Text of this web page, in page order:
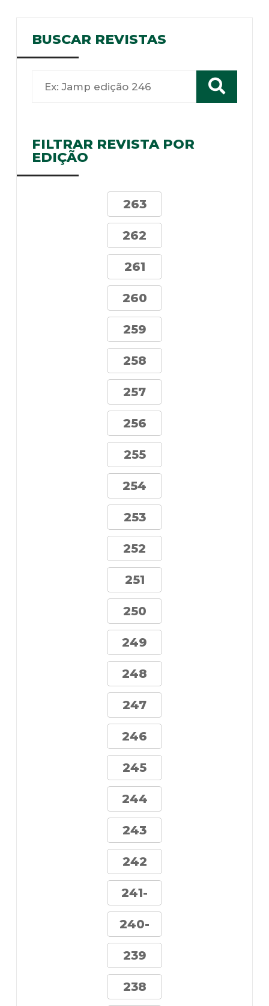
BUSCAR REVISTAS
FILTRAR REVISTA POR
EDIÇÃO
263
262
261
260
259
258
257
256
255
254
253
252
251
250
249
248
247
246
245
244
243
242
241-
240-
239
238